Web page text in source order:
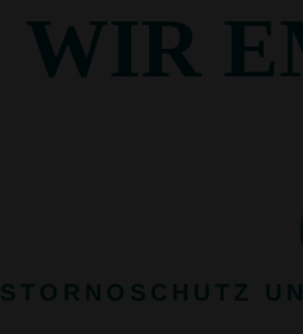
WIR
STORNOSCHUTZ